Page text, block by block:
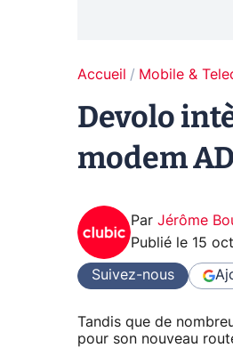
Accueil Mobile &
Devolo
modem
Par Jérôme
Publié le 15
Suivez-nous
Tandis que de
pour son nouveau